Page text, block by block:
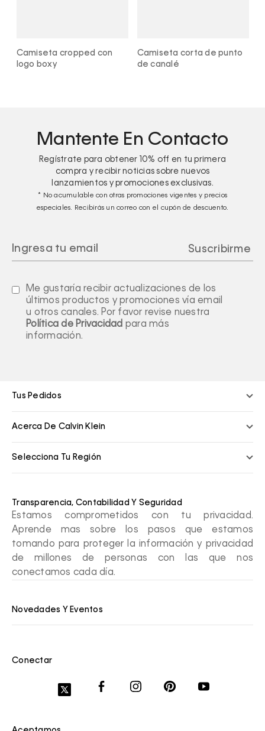
Camiseta cropped con
logo boxy
Camiseta corta de punto
de canalé
Mantente En Contacto
Regístrate para obtener 10% off en tu primera
compra y recibir noticias sobre nuevos
lanzamientos y promociones exclusivas.
* No acumulable con otras promociones vigentes y precios
especiales. Recibirás un correo con el cupón de descuento.
Me gustaría recibir actualizaciones de los
últimos productos y promociones vía email
u otros canales. Por favor revise nuestra
Política de Privacidad para más
información.
Tus Pedidos
Acerca De Calvin Klein
Selecciona Tu Región
Transparencia, Contabilidad Y Seguridad
Estamos comprometidos con tu privacidad.
Aprende mas sobre los pasos que estamos
tomando para proteger la información y privacidad
de millones de personas con las que nos
conectamos cada día.
Novedades Y Eventos
Conectar